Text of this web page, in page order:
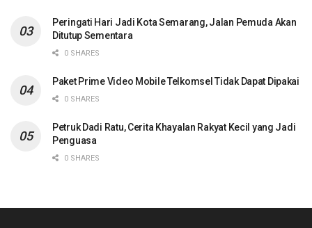
Peringati Hari Jadi Kota Semarang, Jalan Pemuda Akan
Ditutup Sementara
0 SHARES
Paket Prime Video Mobile Telkomsel Tidak Dapat Dipakai
0 SHARES
Petruk Dadi Ratu, Cerita Khayalan Rakyat Kecil yang Jadi
Penguasa
0 SHARES